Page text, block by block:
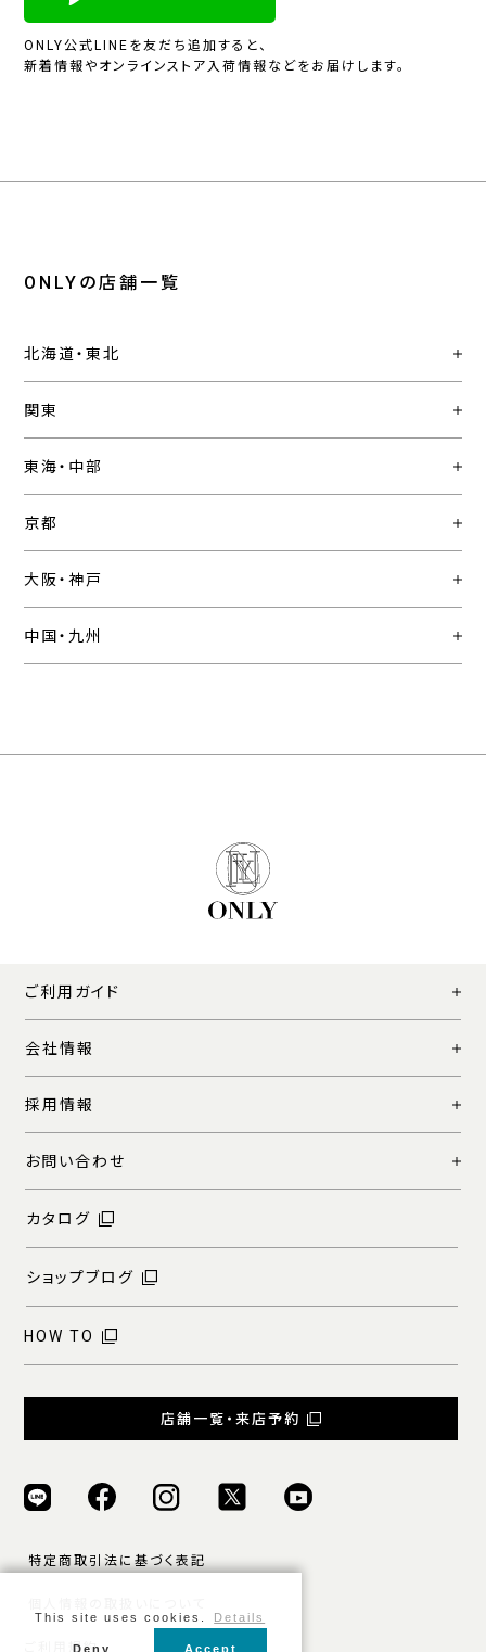
ONLY公式LINEを友だち追加すると、
新着情報やオンラインストア入荷情報などをお届けします。
ONLYの店舗一覧
北海道・東北
関東
東海・中部
京都
大阪・神戸
中国・九州
ご利用ガイド
会社情報
採用情報
お問い合わせ
カタログ
ショップブログ
HOW TO
店舗一覧・来店予約
特定商取引法に基づく表記
ご利用規約
This site uses cookies. Details
Deny Accept